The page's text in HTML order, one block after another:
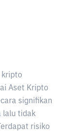
kripto
Aset Kripto
signifikan
lalu tidak
risiko